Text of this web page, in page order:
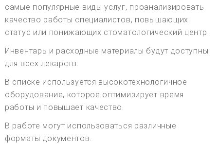
самые популярные виды услуг, проанализировать
качество работы специалистов, повышающих
статус или понижающих стоматологический центр.
Инвентарь и расходные материалы будут доступны
для всех лекарств.
В списке используется высокотехнологичное
оборудование, которое оптимизирует время
работы и повышает качество.
В работе могут использоваться различные
форматы документов.